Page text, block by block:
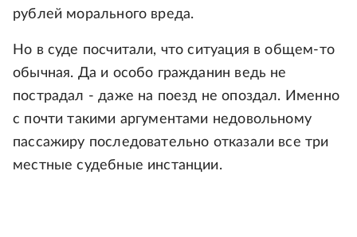
рублей морального вреда.
Но в суде посчитали, что ситуация в общем-то
обычная. Да и особо гражданин ведь не
пострадал - даже на поезд не опоздал. Именно
с почти такими аргументами недовольному
пассажиру последовательно отказали все три
местные судебные инстанции.